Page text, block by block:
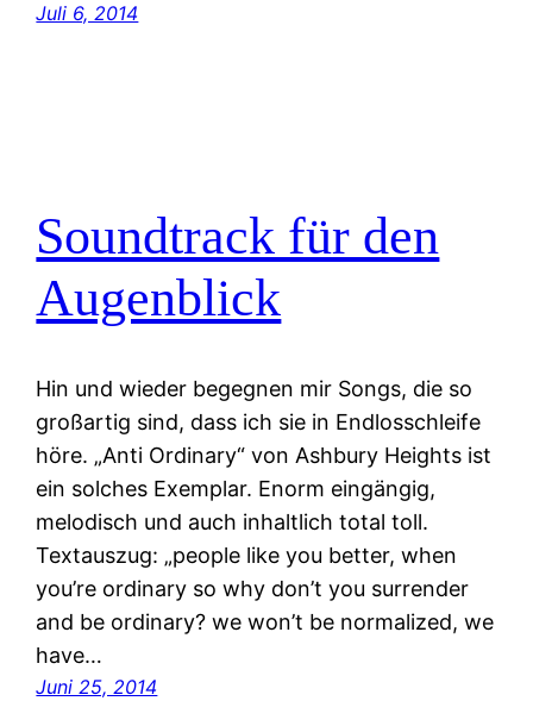
Juli 6, 2014
Soundtrack für den
Augenblick
Hin und wieder begegnen mir Songs, die so
großartig sind, dass ich sie in Endlosschleife
höre. „Anti Ordinary“ von Ashbury Heights ist
ein solches Exemplar. Enorm eingängig,
melodisch und auch inhaltlich total toll.
Textauszug: „people like you better, when
you’re ordinary so why don’t you surrender
and be ordinary? we won’t be normalized, we
have…
Juni 25, 2014